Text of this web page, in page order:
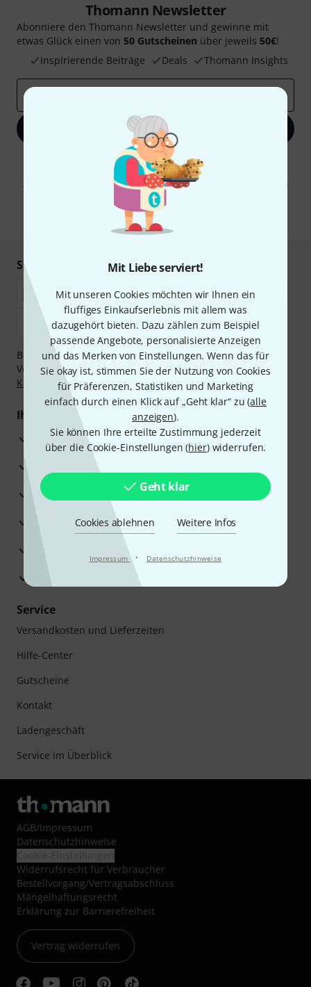
Mit Liebe serviert!
Mit unseren Cookies möchten wir Ihnen ein
fluffiges Einkaufserlebnis mit allem was
dazugehört bieten. Dazu zählen zum Beispiel
passende Angebote, personalisierte Anzeigen
und das Merken von Einstellungen. Wenn das für
Sie okay ist, stimmen Sie der Nutzung von Cookies
für Präferenzen, Statistiken und Marketing
einfach durch einen Klick auf „Geht klar“ zu (alle
anzeigen).
Sie können Ihre erteilte Zustimmung jederzeit
über die Cookie-Einstellungen (hier) widerrufen.
Geht klar
Cookies ablehnen Weitere Infos
Impressum · Datenschutzhinweise
Thomann Newsletter
Abonniere den Thomann Newsletter und gewinne mit
etwas Glück einen von 50 Gutscheinen über jeweils 50€!
Inspirierende Beiträge
Deals Thomann Insights
Jetzt anmelden
Mit Klick auf „Jetzt anmelden“ stimmen Sie dem Erhalt von E-Mail-
Werbung und einer Messung des E-Mail-Nutzungsverhaltens zu. Die
Abmeldung ist jederzeit möglich. Weitere Informationen finden Sie in
Datenschutzhinweisen
* Pflichtfeld
Sicher einkaufen & bezahlen
Bezahlen Sie vertraulich und sicher per Nachnahme,
Vorkasse, PayPal, Amazon Pay,Klarna Sofort bezahlen,
Klarna Ratenzahlungoder Kreditkarte.
Ihre Vorteile
3 Jahre Thomann Garantie
30 Tage Money-Back-Garantie
Reparaturservice
Beratung durch Fachexperten
Zufriedenheitsgarantie
Europas größtes Versandlager
Service
Versandkosten und Lieferzeiten
Hilfe-Center
Gutscheine
Kontakt
Ladengeschäft
Service im Überblick
AGB/Impressum
Datenschutzhinweise
Widerrufsrecht für Verbraucher
Bestellvorgang/Vertragsabschluss
Mängelhaftungsrecht
Erklärung zur Barrierefreiheit
Vertrag widerrufen